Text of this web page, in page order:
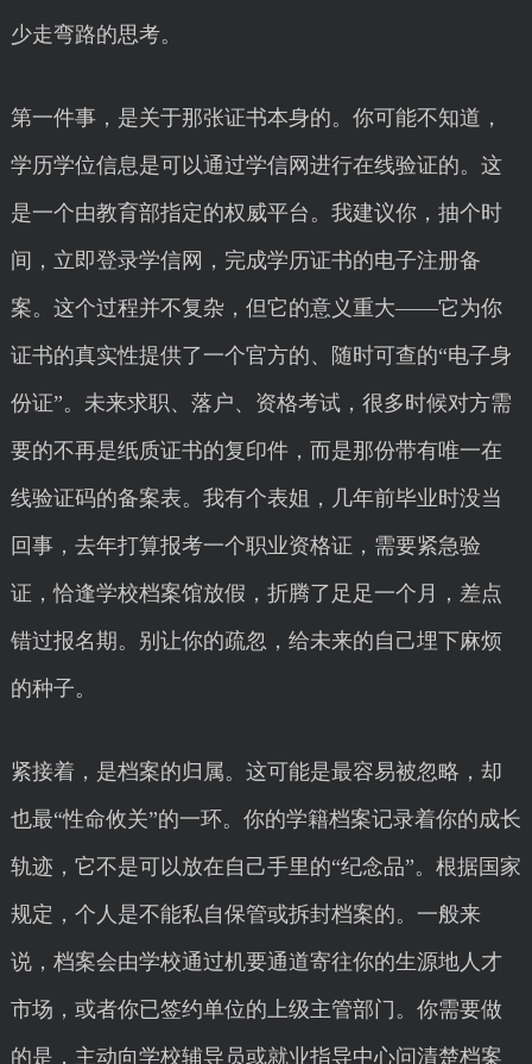
少走弯路的思考。
第一件事，是关于那张证书本身的。你可能不知道，
学历学位信息是可以通过学信网进行在线验证的。这
是一个由教育部指定的权威平台。我建议你，抽个时
间，立即登录学信网，完成学历证书的电子注册备
案。这个过程并不复杂，但它的意义重大——它为你
证书的真实性提供了一个官方的、随时可查的“电子身
份证”。未来求职、落户、资格考试，很多时候对方需
要的不再是纸质证书的复印件，而是那份带有唯一在
线验证码的备案表。我有个表姐，几年前毕业时没当
回事，去年打算报考一个职业资格证，需要紧急验
证，恰逢学校档案馆放假，折腾了足足一个月，差点
错过报名期。别让你的疏忽，给未来的自己埋下麻烦
的种子。
紧接着，是档案的归属。这可能是最容易被忽略，却
也最“性命攸关”的一环。你的学籍档案记录着你的成长
轨迹，它不是可以放在自己手里的“纪念品”。根据国家
规定，个人是不能私自保管或拆封档案的。一般来
说，档案会由学校通过机要通道寄往你的生源地人才
市场，或者你已签约单位的上级主管部门。你需要做
的是，主动向学校辅导员或就业指导中心问清楚档案